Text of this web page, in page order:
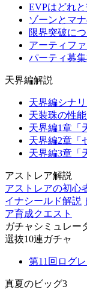
EVPはどれ
ゾーンとマ
限界突破に
アーティフ
パーティ募
天界編解説
天界編シナ
天装珠の性
天界編1章「
天界編2章「
天界編3章「
アストレア解説
アストレアの初心
イナシールド解説
ア育成クエスト
ガチャシミュレー
選抜10連ガチャ
第11回ログ
真夏のビッグ3